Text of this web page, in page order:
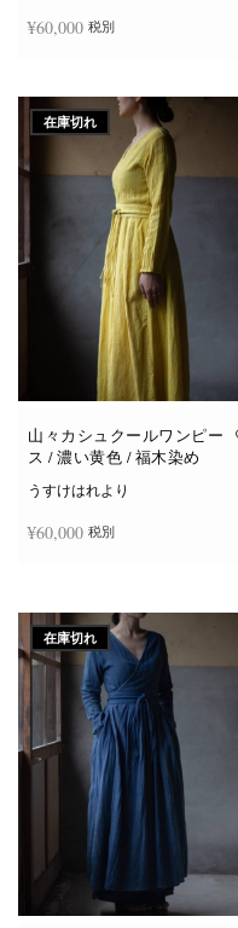
¥60,000 税別
在庫切れ
山々カシュクールワンピー
ス / 濃い黄色 / 福木染め
うすけはれより
¥60,000 税別
在庫切れ